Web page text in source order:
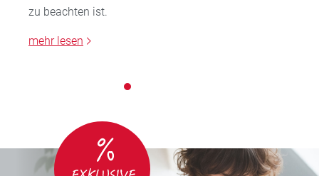
zu beachten ist.
mehr lesen